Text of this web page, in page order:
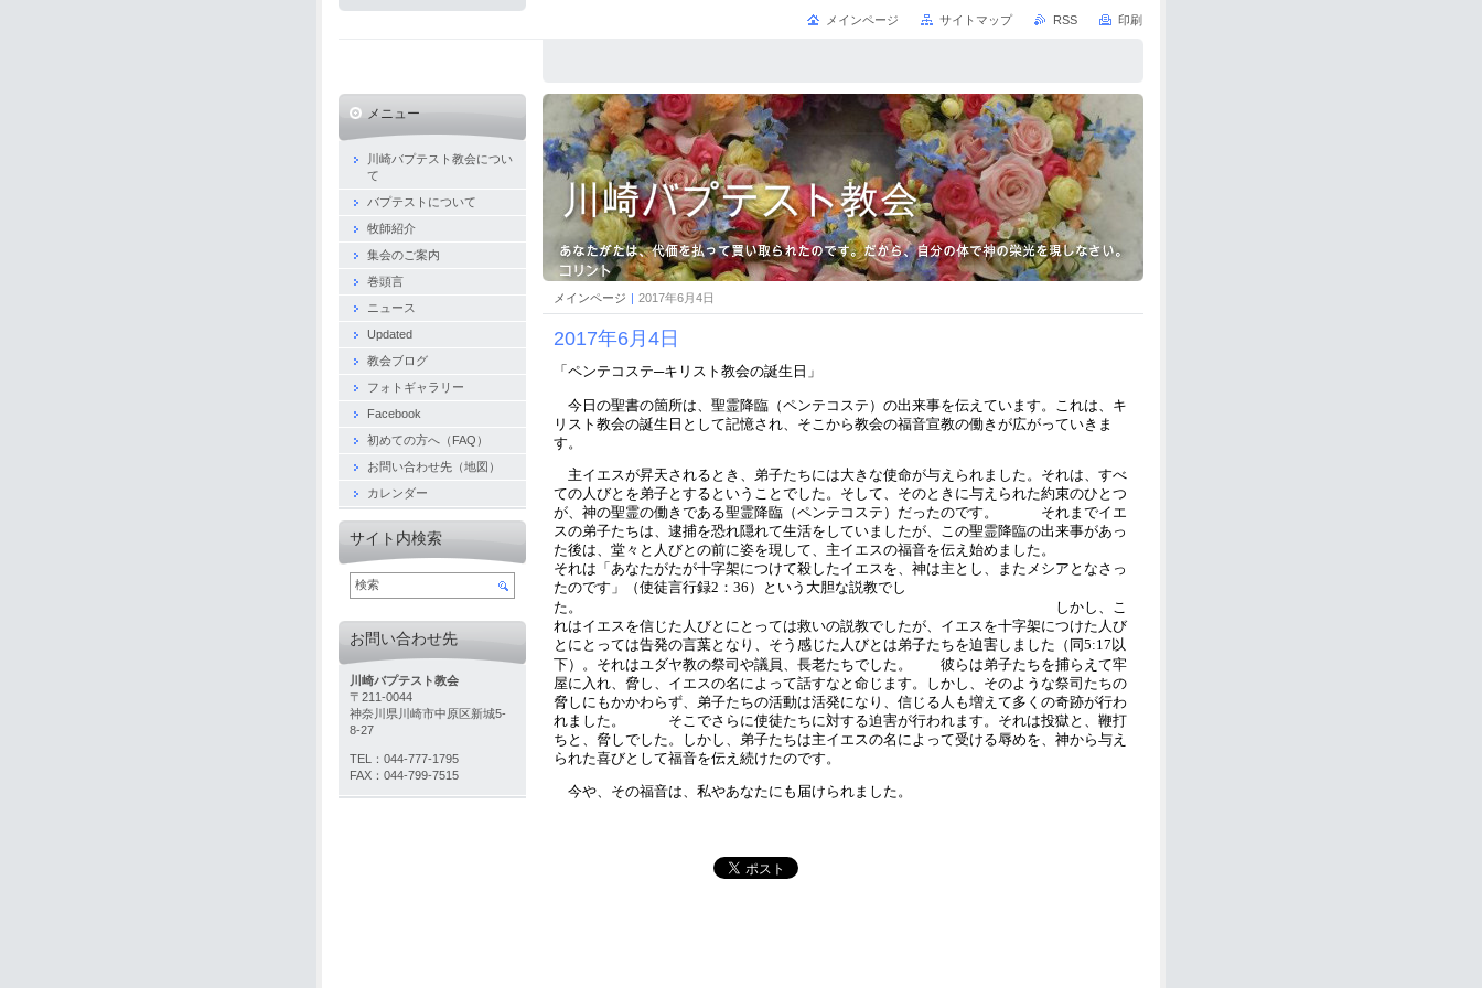
メインページ | 2017年6月4日
2017年6月4日
「ペンテコステ─キリスト教会の誕生日」
今日の聖書の箇所は、聖霊降臨（ペンテコステ）の出来事を伝えています。これは、キ
リスト教会の誕生日として記憶され、そこから教会の福音宣教の働きが広がっていきま
す。
主イエスが昇天されるとき、弟子たちには大きな使命が与えられました。それは、すべ
ての人びとを弟子とするということでした。そして、そのときに与えられた約束のひとつ
が、神の聖霊の働きである聖霊降臨（ペンテコステ）だったのです。
それまでイエ
スの弟子たちは、逮捕を恐れ隠れて生活をしていましたが、この聖霊降臨の出来事があっ
た後は、堂々と人びとの前に姿を現して、主イエスの福音を伝え始めました。
それは「あなたがたが十字架につけて殺したイエスを、神は主とし、またメシアとなさっ
たのです」（使徒言行録2 ： 36 ）という大胆な説教でし
た。
しかし、こ
れはイエスを信じた人びとにとっては救いの説教でしたが、イエスを十字架につけた人び
とにとっては告発の言葉となり、そう感じた人びとは弟子たちを迫害しました（同5:17 以
下）。それはユダヤ教の祭司や議員、長老たちでした。
彼らは弟子たちを捕らえて牢
屋に入れ、脅し、イエスの名によって話すなと命じます。しかし、そのような祭司たちの
脅しにもかかわらず、弟子たちの活動は活発になり、信じる人も増えて多くの奇跡が行わ
れました。
そこでさらに使徒たちに対する迫害が行われます。それは投獄と、鞭打
ちと、脅しでした。しかし、弟子たちは主イエスの名によって受ける辱めを、神から与え
られた喜びとして福音を伝え続けたのです。
今や、その福音は、私やあなたにも届けられました。
メニュー
川崎バプテスト教会につい
て
バプテストについて
牧師紹介
集会のご案内
巻頭言
ニュース
Updated
教会ブログ
フォトギャラリー
Facebook
初めての方へ（FAQ）
お問い合わせ先（地図）
カレンダー
サイト内検索
お問い合わせ先
川崎バプテスト教会
〒211-0044
神奈川県川崎市中原区新城5-
8-27
TEL：044-777-1795
FAX：044-799-7515
メインページ サイトマップ RSS 印刷